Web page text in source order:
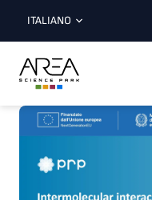
ITALIANO